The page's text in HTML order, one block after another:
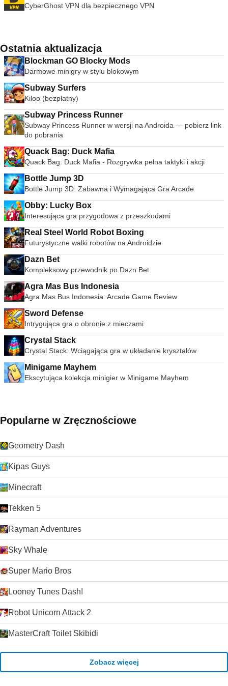
CyberGhost VPN dla bezpiecznego VPN
Ostatnia aktualizacja
Blockman GO Blocky Mods
Darmowe minigry w stylu blokowym
Subway Surfers
Kiloo (bezpłatny)
Subway Princess Runner
Subway Princess Runner w wersji na Androida — pobierz link
do pobrania
Quack Bag: Duck Mafia
Quack Bag: Duck Mafia - Rozgrywka pełna taktyki i akcji
Bottle Jump 3D
Bottle Jump 3D: Zabawna i Wymagająca Gra Arcade
Obby: Lucky Box
Interesująca gra przygodowa z przeszkodami
Real Steel World Robot Boxing
Futurystyczne walki robotów na Androidzie
Dazn Bet
Kompleksowy przewodnik po Dazn Bet
Agra Mas Bus Indonesia
Agra Mas Bus Indonesia: Arcade Game Review
Sword Defense
Intrygująca gra o obronie z mieczami
Crystal Stack
Crystal Stack: Wciągająca gra w układanie kryształów
Minigame Mayhem
Ekscytująca kolekcja minigier w Minigame Mayhem
Popularne w Zręcznościowe
Geometry Dash
Kipas Guys
Minecraft
Tekken 5
Rayman Adventures
Sky Whale
Super Mario Bros
Looney Tunes Dash!
Robot Unicorn Attack 2
MasterCraft Toilet Skibidi
Zobacz więcej